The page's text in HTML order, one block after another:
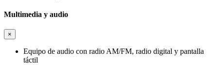
Multimedia y audio
×
Equipo de audio con radio AM/FM, radio digital y pantalla
táctil